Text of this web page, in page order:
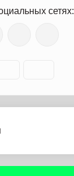
сетях: